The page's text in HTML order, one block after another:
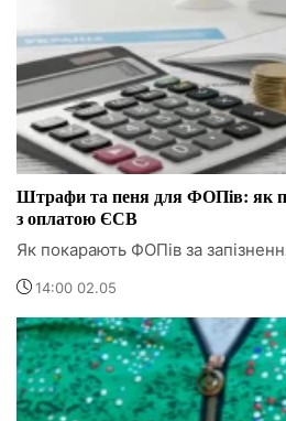
Штрафи та пеня для ФОПів: як
з оплатою ЄСВ
Як покарають ФОПів за
14:00 02.05